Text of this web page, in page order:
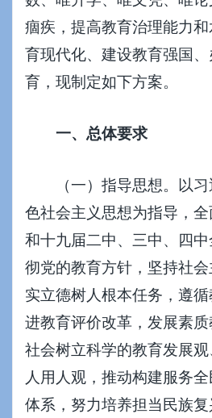
痼疾，提高教育治理能力
育现代化、建设教育强国
育，现制定如下方案。
一、总体要求
（一）指导思想。以习
色社会主义思想为指导，
和十九届二中、三中、四
彻党的教育方针，坚持社
实立德树人根本任务，遵
进教育评价改革，发展素
社会树立科学的教育发展
人用人观，推动构建服务
体系，努力培养担当民族